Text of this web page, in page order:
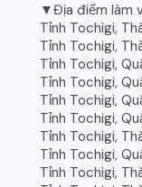
▼Địa điểm làm
Tỉnh Tochigi,
Tỉnh Tochigi,
Tỉnh Tochigi,
Tỉnh Tochigi,
Tỉnh Tochigi,
Tỉnh Tochigi,
Tỉnh Tochigi,
Tỉnh Tochigi,
Tỉnh Tochigi,